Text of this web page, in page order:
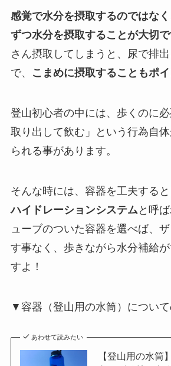
感覚で水分を摂取するのではな
ずつ水分を摂取することが大切で
さん摂取してしまうと、尿で排
で、
こまめに摂取することもポイ
登山初心者の中には、歩くのに
取り出して飲む」という行為自
られる事があります。
そんな時には、容器を工夫すると
ハイドレーションシステム と呼
ューブのついた容器を選べば、
す事なく、歩きながら水分補給
すよ！
▼容器（登山用の水筒）につい
あわせて読みたい
【登山用の水筒